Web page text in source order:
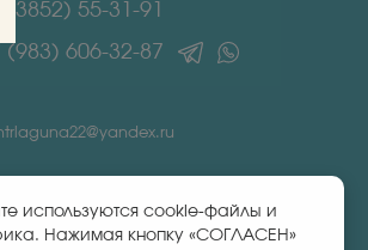
(3852) 55-31-91
(983) 606-32-87
используются cookie-файлы и
Нажимая кнопку «СОГЛАСЕН»